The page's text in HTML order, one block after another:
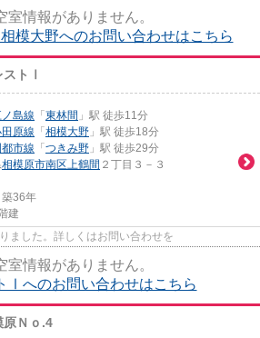
室情報がありません。
模大野へのお問い合わせはこちら
ストⅠ
島線 「 東林間 」駅 徒歩11分
原線 「 相模大野 」駅 徒歩18分
市線 「 つきみ野 」駅 徒歩29分
相模原市南区上鶴間 ２丁目３－３
36年
建
ました。詳しくはお問い合わせを
室情報がありません。
Ⅰへのお問い合わせはこちら
原Ｎｏ.4